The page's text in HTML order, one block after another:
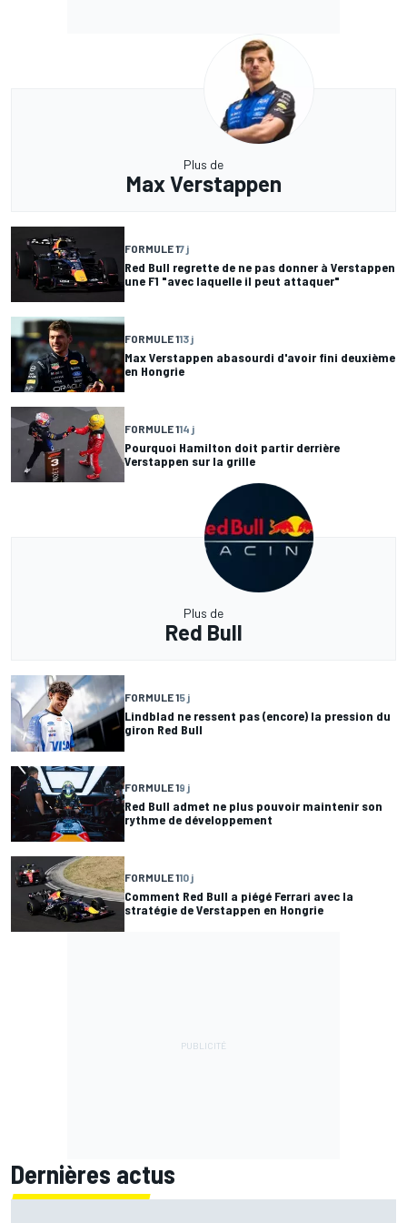
Plus de
Max Verstappen
FORMULE 17 j
Red Bull regrette de ne pas donner à Verstappen
une F1 "avec laquelle il peut attaquer"
FORMULE 113 j
Max Verstappen abasourdi d'avoir fini deuxième
en Hongrie
FORMULE 114 j
Pourquoi Hamilton doit partir derrière
Verstappen sur la grille
Plus de
Red Bull
FORMULE 15 j
Lindblad ne ressent pas (encore) la pression du
giron Red Bull
FORMULE 19 j
Red Bull admet ne plus pouvoir maintenir son
rythme de développement
FORMULE 110 j
Comment Red Bull a piégé Ferrari avec la
stratégie de Verstappen en Hongrie
Dernières actus